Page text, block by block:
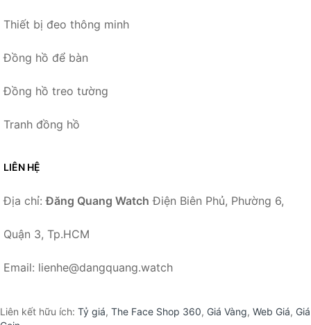
Thiết bị đeo thông minh
Đồng hồ để bàn
Đồng hồ treo tường
Tranh đồng hồ
LIÊN HỆ
Địa chỉ:Đăng Quang Watch Điện Biên Phủ, Phường 6,
Quận 3, Tp.HCM
Email: lienhe@dangquang.watch
Liên kết hữu ích: Tỷ giá, The Face Shop 360, Giá Vàng, Web Giá, Giá